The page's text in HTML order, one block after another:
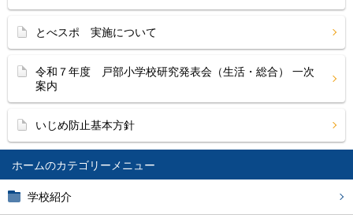
ホーム
学校紹介
とべスポ 実施について
令和７年度 戸部小学校研究発表会（生活・総合） 一次
案内
いじめ防止基本方針